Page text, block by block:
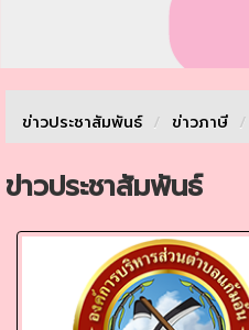
ข่าวประชาสัมพันธ์ / ข่าวภาษี /
ข่าวประชาสัมพันธ์